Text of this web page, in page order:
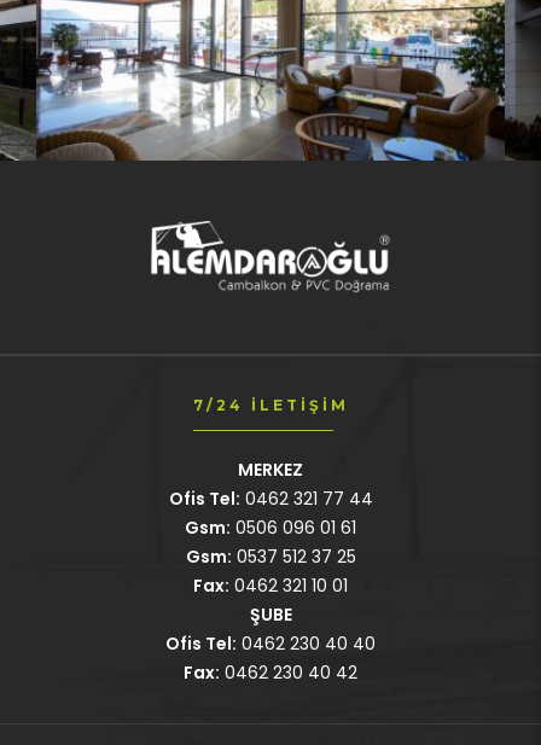
7/24 İLETIŞIM
MERKEZ
Ofis Tel: 0462 321 77 44
Gsm: 0506 096 01 61
Gsm: 0537 512 37 25
Fax: 0462 321 10 01
ŞUBE
Ofis Tel: 0462 230 40 40
Fax: 0462 230 40 42